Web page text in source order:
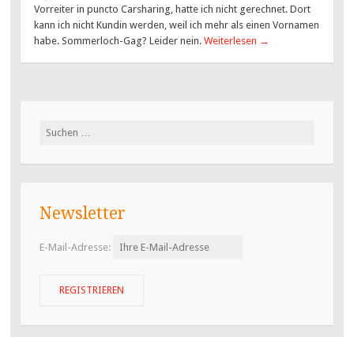
Vorreiter in puncto Carsharing, hatte ich nicht gerechnet. Dort
kann ich nicht Kundin werden, weil ich mehr als einen Vornamen
habe. Sommerloch-Gag? Leider nein.Weiterlesen →
Suchen
Newsletter
E-Mail-Adresse: